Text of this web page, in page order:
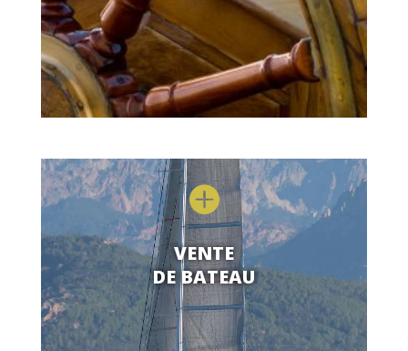

VENTE
DE BATEAU